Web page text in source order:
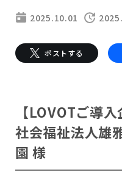
LOVOT 3.0について詳
費用をシミュレーショ
LOVOTのテクノロジー
LOVOTのアフターサ
公式ウェア
価格・暮らしの費用を
ペットとして
大切な
会いに行く
LOVOT ストア
近くの会える場所を
LIVE配信
LOVOT購入キャンペ
LOVOTの返金保証
ご購入前のよくある質問
今月のキャンペーン情報
LOVOTオーナーの方へ
2025.10.01
ポストする
【LOVOTご導入
社会福祉法人雄
園 様